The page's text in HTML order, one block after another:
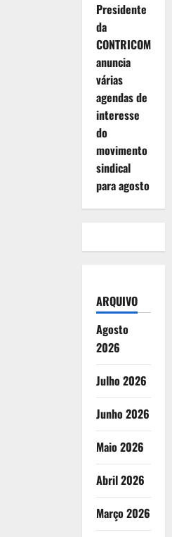
Presidente
da
CONTRICOM
anuncia
várias
agendas de
interesse
do
movimento
sindical
para agosto
ARQUIVO
Agosto
2026
Julho 2026
Junho 2026
Maio 2026
Abril 2026
Março 2026